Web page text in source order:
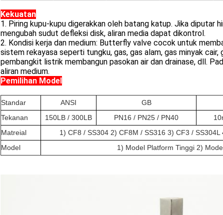
Kekuatan
1. Piring kupu-kupu digerakkan oleh batang katup. Jika diputar
mengubah sudut defleksi disk, aliran media dapat dikontrol.
2. Kondisi kerja dan medium: Butterfly valve cocok untuk
sistem rekayasa seperti tungku, gas, gas alam, gas minyak cair,
pembangkit listrik membangun pasokan air dan drainase, dll.
aliran medium.
Pemilihan Model
Standar ANSI GB
Tekanan
150LB / 300LB PN16 / PN25 / PN40
Matreial
1) CF8 / SS304 2) CF8M / SS316 3) CF3 / SS304L
Model
1) Model Platform Tinggi 2)